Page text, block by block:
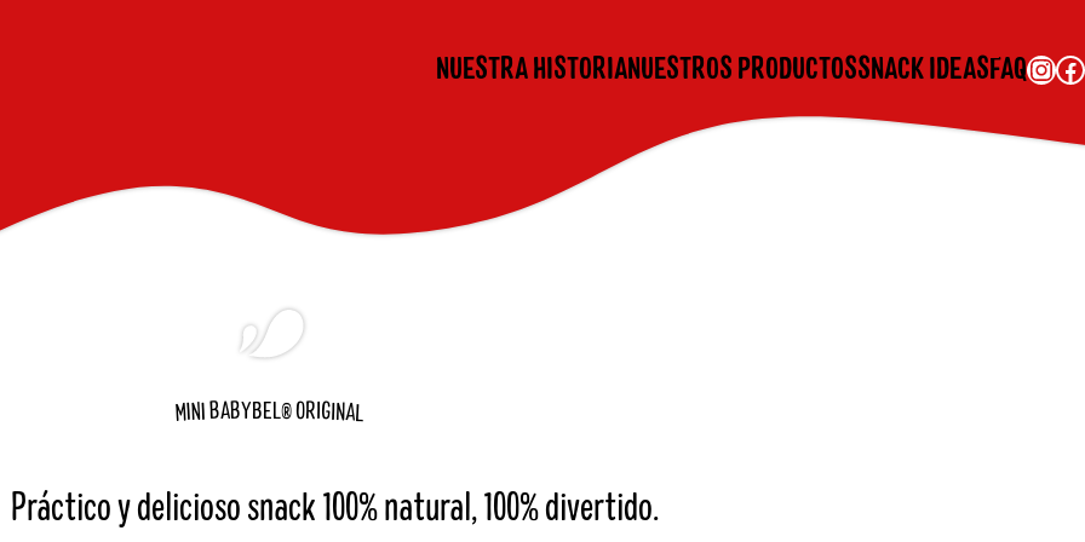
NUESTRA HISTORIANUESTROS PRODUCTOSSNACK IDEASFAQInstagram Facebook
MINIBABYBEL®ORIGINAL
Práctico y delicioso snack 100% natural, 100% divertido.